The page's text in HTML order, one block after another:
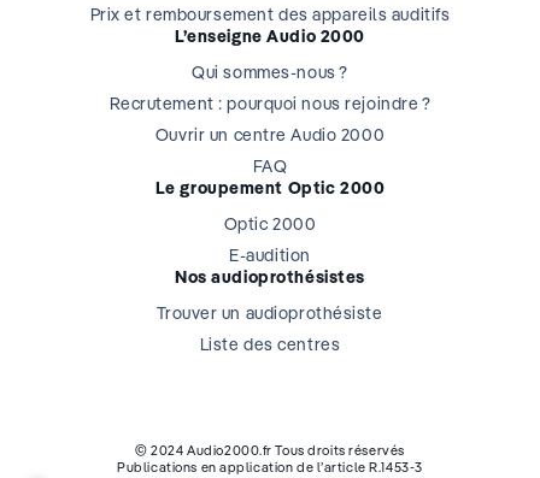
Prix et remboursement des appareils auditifs
L’enseigne Audio 2000
Qui sommes-nous ?
Recrutement : pourquoi nous rejoindre ?
Ouvrir un centre Audio 2000
FAQ
Le groupement Optic 2000
Optic 2000
E-audition
Nos audioprothésistes
Trouver un audioprothésiste
Liste des centres
© 2024 Audio2000.fr Tous droits réservés
Publications en application de l’article R.1453-3